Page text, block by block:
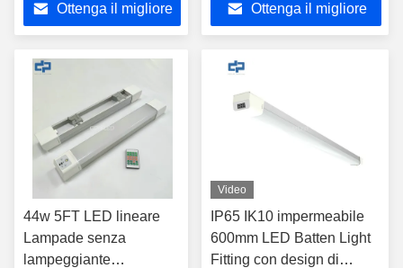
Ottenga il migliore
Ottenga il migliore
44w 5FT LED lineare
Lampade senza
lampeggiante
Video
IP65 IK10 impermeabile
600mm LED Batten Light
Fitting con design di